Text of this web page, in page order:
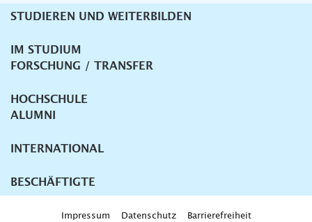
Unternavigation
STUDIEREN UND WEITERBILDEN
IM STUDIUM
FORSCHUNG / TRANSFER
HOCHSCHULE
ALUMNI
INTERNATIONAL
BESCHÄFTIGTE
Impressum Datenschutz Barrierefreiheit